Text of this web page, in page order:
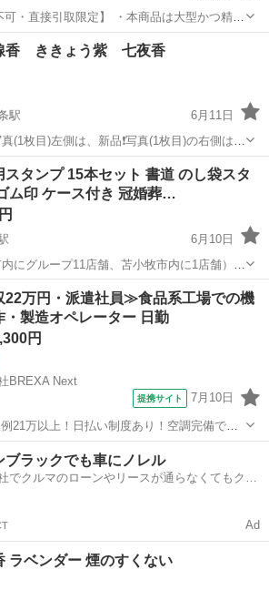
可・直接引取限定】 ・本商品は大型かつ精密
一切行っておりません。 ・北海道石狩市の
りに来られる方のみご購入をお願いいたし
葬祭
香 ききょう紫 七夜香
駅
6月11日
(1枚目)左側は、新品❗写真(1枚目)の右側は、
ロフ必読‼️
四条駅 冠婚葬祭 線香
スタンプ 15本セット 書道 のし袋スタ
ム印 ケース付き 冠婚葬…
6月10日
にグループ11店舗、苫小牧市内に1店舗）
ズマーケット★ 総合リサイクルシ
ョップ アウトレットモノハウス平岡店です。 -------...
地駅 冠婚葬祭 スタンプ
万円・派遣社員≫食品系工場での機
・製造オペレーター 日勤
円
BREXA Next
提携サイト 7月10日
21万以上！日払い制度あり！空調完備で快
男女活躍中！作業着無償貸与★マイカー通
》 人気の工場のお仕事 ◇卵
業内...
駅 その他
ブラックでも車にノレル
でクルマのローンやリースが通らなくてもクル
Ad
ラベンダー 煙のすくない